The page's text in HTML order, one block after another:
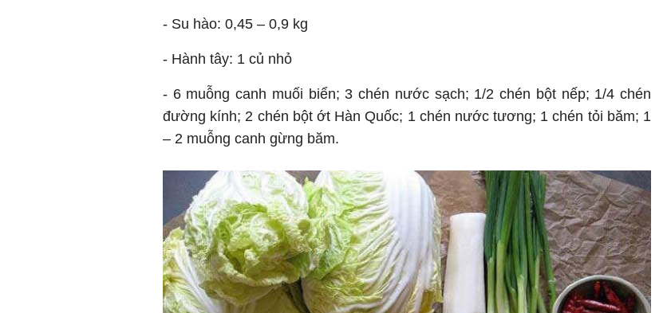
- Su hào: 0,45 – 0,9 kg
- Hành tây: 1 củ nhỏ
- 6 muỗng canh muối biển; 3 chén nước sạch; 1/2 chén bột nếp; 1/4 chén
đường kính; 2 chén bột ớt Hàn Quốc; 1 chén nước tương; 1 chén tỏi băm; 1
– 2 muỗng canh gừng băm.